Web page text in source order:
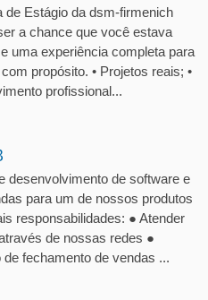
Estágio da dsm-firmenich
a chance que você estava
uma experiência completa para
propósito. • Projetos reais; •
profissional...
desenvolvimento de software e
para um de nossos produtos
responsabilidades: ● Atender
de nossas redes ●
fechamento de vendas ...